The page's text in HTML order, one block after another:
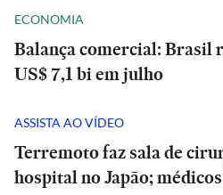
ECONOMIA
Balança comercial: Brasil
US$ 7,1 bi em julho
ASSISTA AO VÍDEO
Terremoto faz sala de
hospital no Japão;